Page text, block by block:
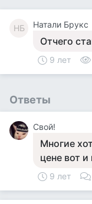
НБ Натали Брукс
Отчего
9 лет
Ответы
Свой!
Многие
цене вот
9 лет